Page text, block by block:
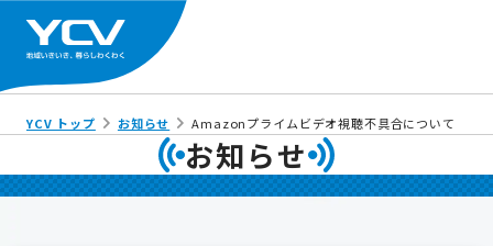
YCV トップ お知らせ Amazonプライムビデオ視聴不具合について
お知らせ